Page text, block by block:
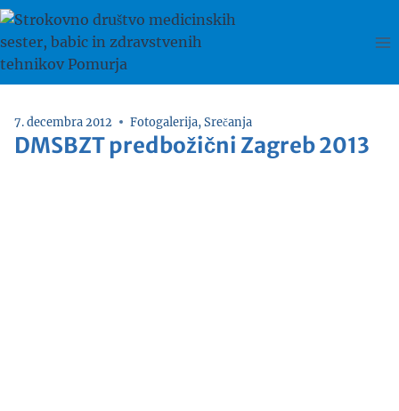
Skip
content
7. decembra 2012 Fotogalerija, Srečanja
DMSBZT predbožični Zagreb 2013